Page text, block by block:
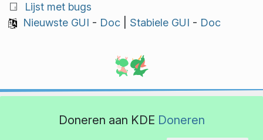
Lijst met bugs
Nieuwste GUI - Doc| Stabiele GUI - Doc
Doneren aan KDE Doneren